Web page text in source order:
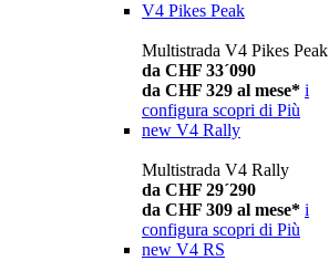
V4 Pikes Peak
Multistrada V4 Pikes Peak
da CHF 33´090
da CHF 329 al mese* i
configura scopri di Più
new V4 Rally
Multistrada V4 Rally
da CHF 29´290
da CHF 309 al mese* i
configura scopri di Più
new V4 RS